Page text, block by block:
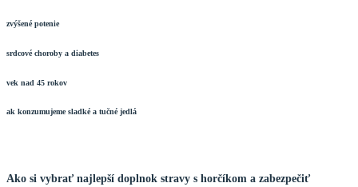
zvýšené potenie
srdcové choroby a diabetes
vek nad 45 rokov
ak konzumujeme sladké a tučné jedlá
Ako si vybrať najlepší doplnok stravy s horčíkom a zabezpečiť